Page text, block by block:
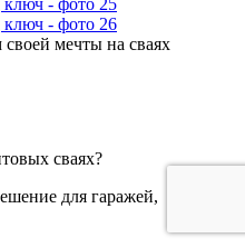
мечты на сваях
сваях?
для гаражей,